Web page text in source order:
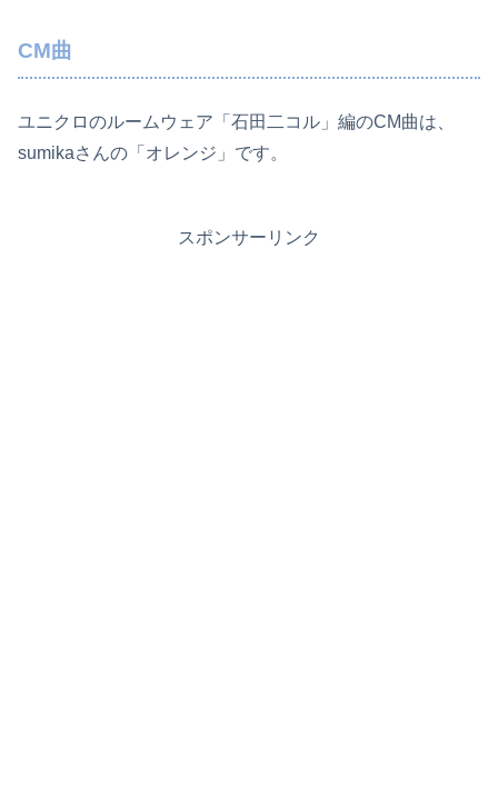
CM曲
ユニクロのルームウェア「石田二コル」編のCM曲は、
sumikaさんの「オレンジ」です。
スポンサーリンク